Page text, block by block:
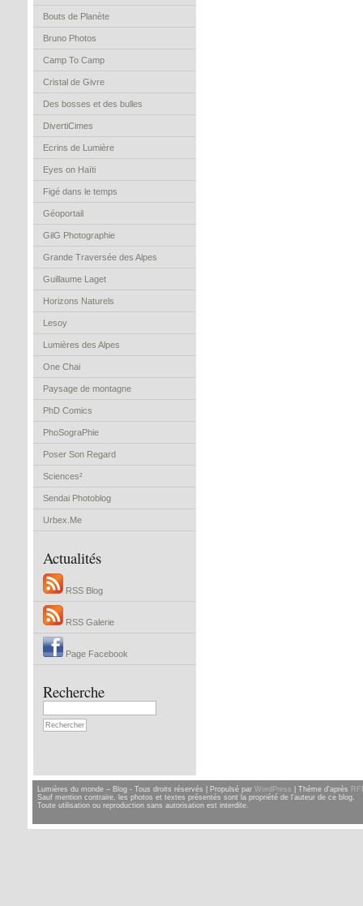
Bouts de Planète
Bruno Photos
Camp To Camp
Cristal de Givre
Des bosses et des bulles
DivertiCimes
Ecrins de Lumière
Eyes on Haïti
Figé dans le temps
Géoportail
GilG Photographie
Grande Traversée des Alpes
Guillaume Laget
Horizons Naturels
Lesoy
Lumières des Alpes
One Chai
Paysage de montagne
PhD Comics
PhoSograPhie
Poser Son Regard
Sciences²
Sendai Photoblog
Urbex.Me
Actualités
RSS Blog
RSS Galerie
Page Facebook
Recherche
Lumières du monde – Blog - Tous droits réservés | Propulsé par WordPress | Thème d'après
Sauf mention contraire, les photos et textes présentés sont la propriété de l'auteur de ce blog.
Toute utilisation ou reproduction sans autorisation est interdite.